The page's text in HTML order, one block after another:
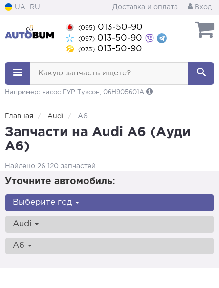
UA RU Доставка и оплата Вход
(095) 013-50-90
(097) 013-50-90
(073) 013-50-90
Какую запчасть ищете?
Например: насос ГУР Туксон, 06H905601A
Главная Audi A6
Запчасти на Audi A6 (Ауди
А6)
Найдено 26 120 запчастей
Уточните автомобиль:
Выберите год
Audi
A6